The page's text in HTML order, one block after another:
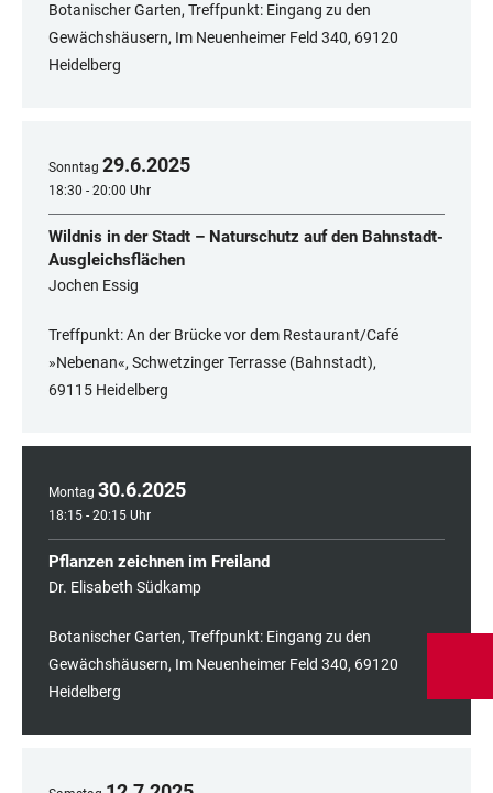
Botanischer Garten, Treffpunkt: Eingang zu den
Gewächshäusern, Im Neuenheimer Feld 340, 69120
Heidelberg
Sonntag 29.6.2025
18:30 - 20:00 Uhr
Wildnis in der Stadt – Naturschutz auf den Bahnstadt-
Ausgleichsflächen
Jochen Essig
Treffpunkt: An der Brücke vor dem Restaurant/Café
»Nebenan«, Schwetzinger Terrasse (Bahnstadt),
69115 Heidelberg
Montag 30.6.2025
18:15 - 20:15 Uhr
Pflanzen zeichnen im Freiland
Dr. Elisabeth Südkamp
Botanischer Garten, Treffpunkt: Eingang zu den
Gewächshäusern, Im Neuenheimer Feld 340, 69120
Heidelberg